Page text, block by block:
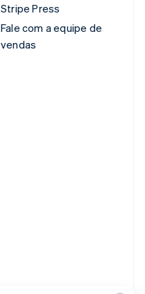
Stripe Press
Fale com a equipe de
vendas